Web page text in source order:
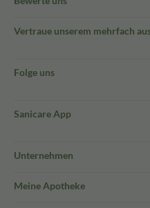
Vertraue unserem mehrfach
Folge uns
Sanicare App
Unternehmen
Meine Apotheke